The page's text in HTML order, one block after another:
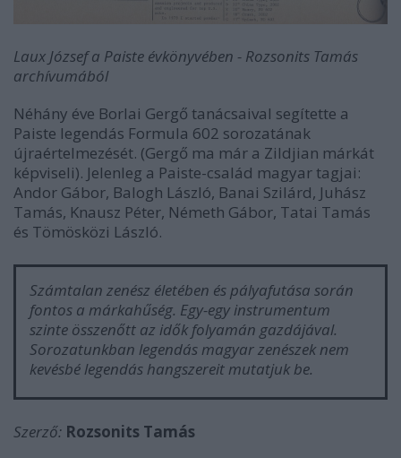
Laux József a Paiste évkönyvében - Rozsonits Tamás
archívumából
Néhány éve Borlai Gergő tanácsaival segítette a
Paiste legendás Formula 602 sorozatának
újraértelmezését. (Gergő ma már a Zildjian márkát
képviseli). Jelenleg a Paiste-család magyar tagjai:
Andor Gábor, Balogh László, Banai Szilárd, Juhász
Tamás, Knausz Péter, Németh Gábor, Tatai Tamás
és Tömösközi László.
Számtalan zenész életében és pályafutása során
fontos a márkahűség. Egy-egy instrumentum
szinte összenőtt az idők folyamán gazdájával.
Sorozatunkban legendás magyar zenészek nem
kevésbé legendás hangszereit mutatjuk be.
Szerző: Rozsonits Tamás